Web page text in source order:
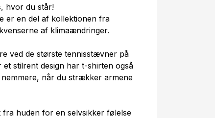
hvor du står!
er en del af kollektionen fra
af klimaændringer.
ved de største tennisstævner på
stilrent design har t-shirten også
når du strækker armene
fra huden for en selvsikker følelse